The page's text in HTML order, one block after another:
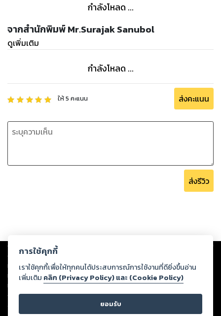
But everything may not be as expected.
I can't guarantee that it will get great results for you.
Although it has great results with many people.
But it may not be able to help you.
How does this book differ from general books?
This book is written from the collection of information
about reflexology therapy.
I write from my own healing experience.
I do not guarantee that it will get impressive results for
you.
But for me it is great.
You will learn about the position of hand reflexology to
กำลังโหลด ...
จากสำนักพิมพ์ Mr.Surajak Sanubol
ดูเพิ่มเติม
กำลังโหลด ...
ให้5 คะแนน ส่งคะแนน
ส่งรีวิว
Copyright © 2026
ต่อผลงานหรือเนื้อหาใดที่อัปโหลดผ่านเว็บไซต์และปรากฏว่าละเมิดสิทธิใน
ทรัพย์สินทางปัญญาของบุคคลอื่นหรือขัดต่อกฎหมายและศีลธรรม ดังนั้น ผู้อ่าน
ทุกท่านโปรดใช้วิจารณญาณในการกลั่นกรองด้วยตนเอง และหากท่านพบว่าส่วน
หนึ่งส่วนใดขัดต่อกฎหมายและศีลธรรม กรุณาแจ้งมายังบริษัท เพื่อทีมงานจะได้
ดำเนินการในทันที ทั้งนี้ ทางสตอรี่ล็อกขอสงวนลิขสิทธิ์ตามพระราชบัญญัติ
ลิขสิทธิ์ พ.ศ. 2537 (ฉบับล่าสุด)
การใช้คุกกี้
เราใช้คุกกี้เพื่อให้ทุกคนได้ประสบการณ์การใช้งานที่ดียิ่งขึ้นอ่าน
เพิ่มเติม คลิก (Privacy Policy) และ (Cookie Policy)
ยอมรับ